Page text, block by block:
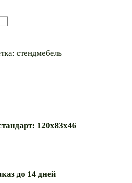
стендмебель
120х83х46
до 14 дней